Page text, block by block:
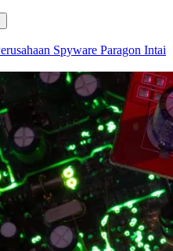
Spyware Paragon Intai